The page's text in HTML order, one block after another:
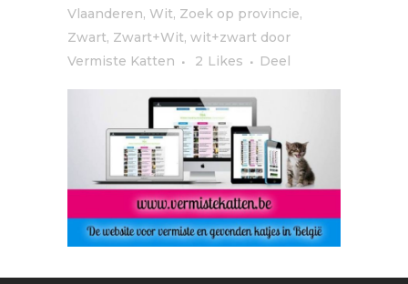
Vlaanderen, Wit, Zoek op provincie,
Zwart, Zwart+Wit, wit+zwart door
Vermiste Katten
2 Likes Deel